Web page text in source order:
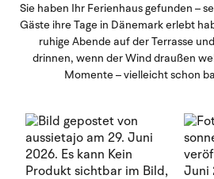
Sie haben Ihr Ferienhaus gefunden –
Gäste ihre Tage in Dänemark erlebt
ruhige Abende auf der Terrasse
drinnen, wenn der Wind draußen
Momente – vielleicht schon